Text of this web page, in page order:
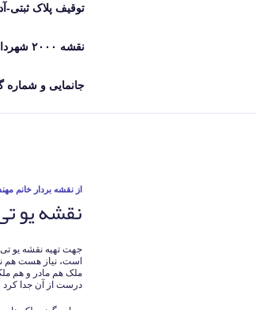
توقیف پلاک
نقشه ۲۰۰۰ شهرداری
جانمایی و شماره
نوشته‌شده
از نقشه بردار خانم
نقشه یو
است، نیاز هست هم
ملک هم مادر و هم
درست از آن جدا کرد